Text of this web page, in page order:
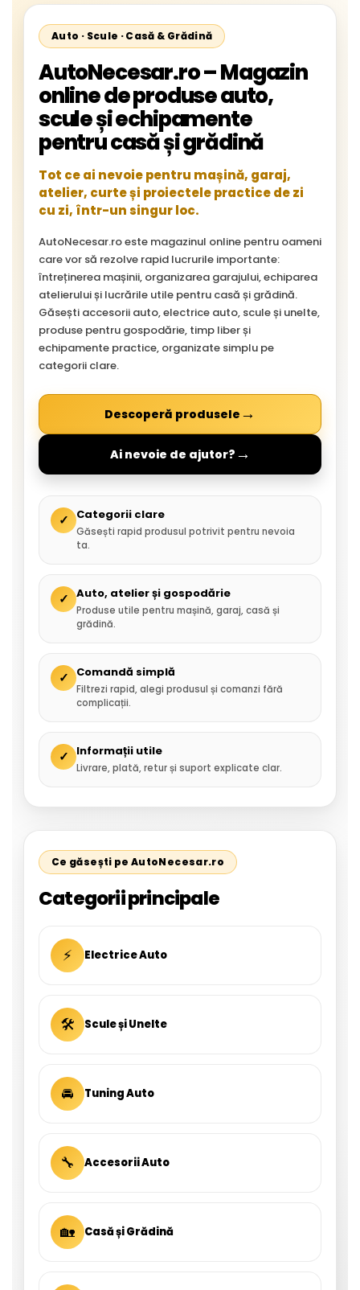
Auto · Scule · Casă & Grădină
AutoNecesar.ro – Magazin
online de produse auto,
scule și echipamente
pentru casă și grădină
Tot ce ai nevoie pentru mașină, garaj,
atelier, curte și proiectele practice de zi
cu zi, într-un singur loc.
AutoNecesar.ro este magazinul online pentru oameni
care vor să rezolve rapid lucrurile importante:
întreținerea mașinii, organizarea garajului, echiparea
atelierului și lucrările utile pentru casă și grădină.
Găsești accesorii auto, electrice auto, scule și unelte,
produse pentru gospodărie, timp liber și
echipamente practice, organizate simplu pe
categorii clare.
Descoperă produsele →
Ai nevoie de ajutor? →
✓ Categorii clare
Găsești rapid produsul potrivit pentru nevoia
ta.
✓ Auto, atelier și gospodărie
Produse utile pentru mașină, garaj, casă și
grădină.
✓ Comandă simplă
Filtrezi rapid, alegi produsul și comanzi fără
complicații.
✓ Informații utile
Livrare, plată, retur și suport explicate clar.
Ce găsești pe AutoNecesar.ro
Categorii principale
⚡ Electrice Auto
🛠 Scule și Unelte
🚘 Tuning Auto
🔧 Accesorii Auto
🏡 Casă și Grădină